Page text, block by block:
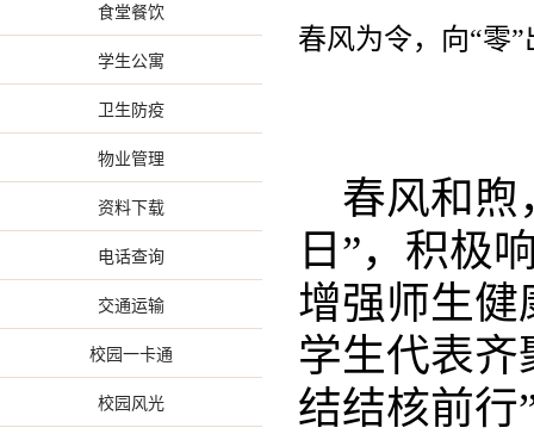
食堂餐饮
学生公寓
卫生防疫
物业管理
资料下载
电话查询
交通运输
校园一卡通
校园风光
春风为令，向“零
春风和煦
日”，积极
增强师生健
学生代表齐
结结核前行